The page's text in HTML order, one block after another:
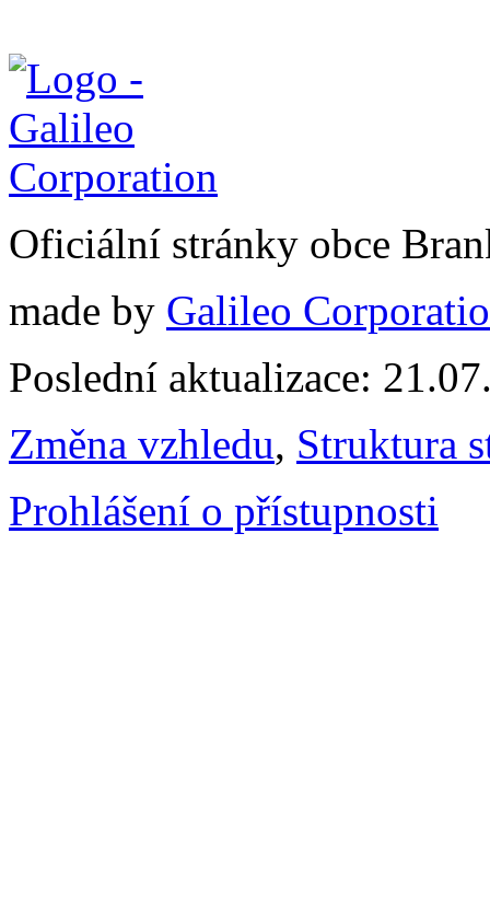
Oficiální stránky obce
made by Galileo
Poslední aktualizace:
Změna vzhledu, Struktura
Prohlášení o přístupnosti